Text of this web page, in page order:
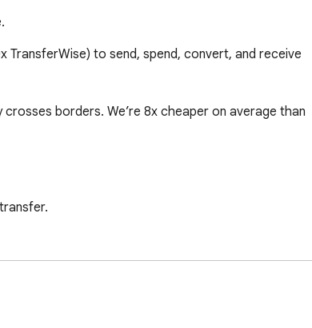
TransferWise) to send, spend, convert, and receive
borders. We’re 8x cheaper on average than